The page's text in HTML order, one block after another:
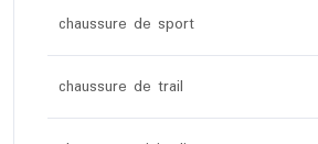
chaussure de sport
chaussure de trail